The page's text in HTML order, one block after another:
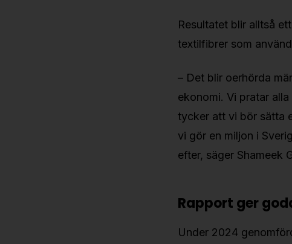
Resultatet blir alltså
textilfibrer som
– Det blir oerhörda
ekonomi. Vi pratar
tycker att vi bör sätta
vi gör en miljon i
efter, säger Shameek
Rapport ger
Under 2024